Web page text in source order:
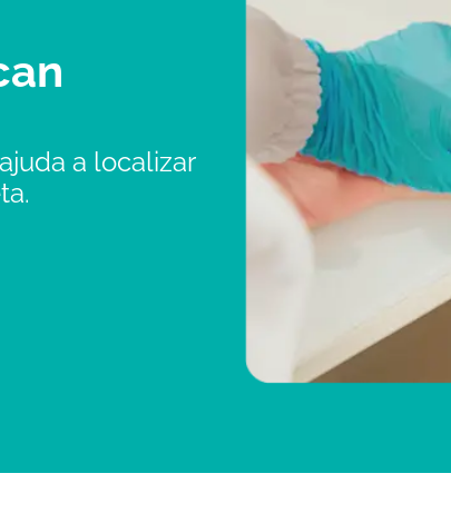
a localizar